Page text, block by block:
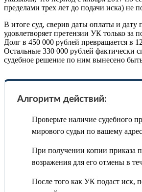
пределами трех лет до подачи иска) не
В итоге суд, сверив даты оплаты и дату
удовлетворяет претензии УК только за
Долг в 450 000 рублей превращается в
Остальные 330 000 рублей фактически
судебное решение по ним вынесено
Алгоритм действий:
Проверьте наличие судебного
мирового судьи по вашему
При получении копии приказа
возражения для его отмены в
После того как УК подаст иск,